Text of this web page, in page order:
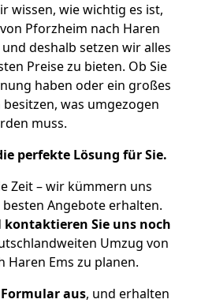
wissen, wie wichtig es ist,
Pforzheim nach Haren
deshalb setzen wir alles
Preise zu bieten. Ob Sie
haben oder ein großes
was umgezogen
muss.
perfekte Lösung für Sie.
Zeit – wir kümmern uns
Angebote erhalten.
kontaktieren Sie uns noch
Umzug von
Haren Ems zu planen.
aus, und erhalten